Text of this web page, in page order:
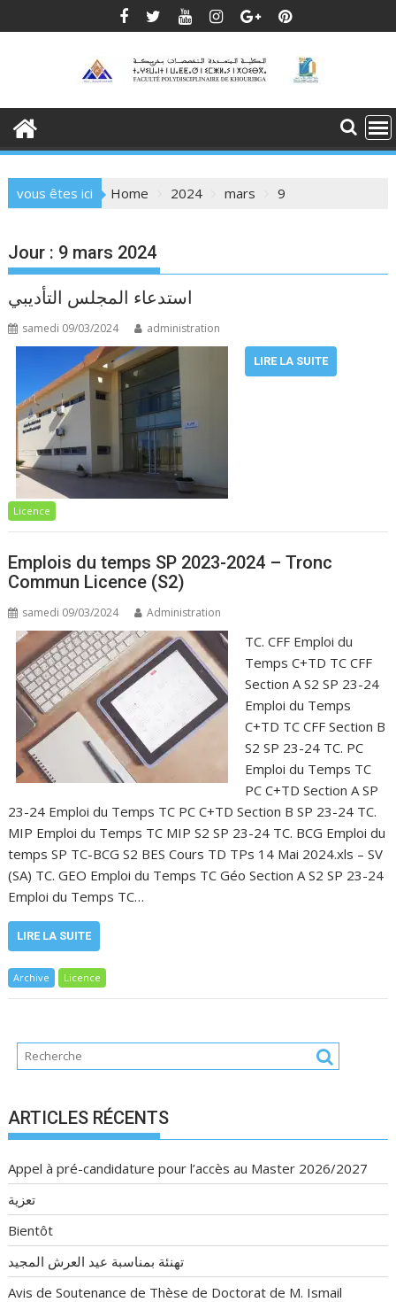
to
vous êtes ici Home 2024 mars 9
Jour : 9 mars 2024
استدعاء المجلس التأديبي
samedi 09/03/2024 administration
LIRE LA SUITE
Licence
Emplois du temps SP 2023-2024 – Tronc
Commun Licence (S2)
samedi 09/03/2024 Administration
TC. CFF Emploi du
Temps C+TD TC CFF
Section A S2 SP 23-24
Emploi du Temps
C+TD TC CFF Section B
S2 SP 23-24 TC. PC
Emploi du Temps TC
PC C+TD Section A SP
23-24 Emploi du Temps TC PC C+TD Section B SP 23-24 TC.
MIP Emploi du Temps TC MIP S2 SP 23-24 TC. BCG Emploi du
temps SP TC-BCG S2 BES Cours TD TPs 14 Mai 2024.xls – SV
(SA) TC. GEO Emploi du Temps TC Géo Section A S2 SP 23-24
Emploi du Temps TC…
LIRE LA SUITE
Archive Licence
ARTICLES RÉCENTS
Appel à pré-candidature pour l’accès au Master 2026/2027
تعزية
Bientôt
تهنئة بمناسبة عيد العرش المجيد
Avis de Soutenance de Thèse de Doctorat de M. Ismail